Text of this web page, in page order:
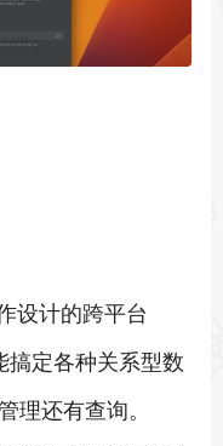
图1
设计的跨平台
搞定各种关系型数
理还有查询。